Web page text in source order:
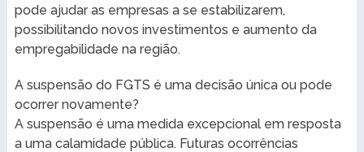
pode ajudar as empresas a se estabilizarem,
possibilitando novos investimentos e aumento da
empregabilidade na região.
A suspensão do FGTS é uma decisão única ou pode
ocorrer novamente?
A suspensão é uma medida excepcional em resposta
a uma calamidade pública. Futuras ocorrências